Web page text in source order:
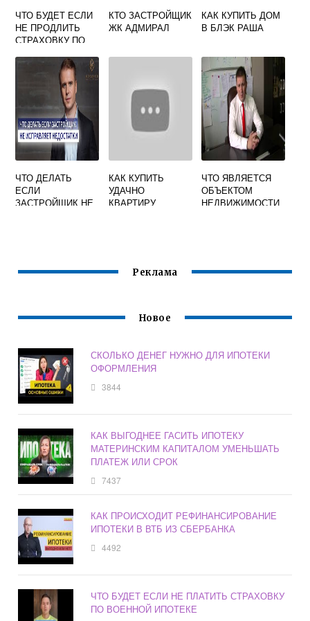
ЧТО БУДЕТ ЕСЛИ
НЕ ПРОДЛИТЬ
СТРАХОВКУ ПО
КРЕДИТУ ВТБ
КТО ЗАСТРОЙЩИК
ЖК АДМИРАЛ
КАК КУПИТЬ ДОМ
В БЛЭК РАША
ЧТО ДЕЛАТЬ
ЕСЛИ
ЗАСТРОЙЩИК НЕ
КАК КУПИТЬ
УДАЧНО
КВАРТИРУ
ЧТО ЯВЛЯЕТСЯ
ОБЪЕКТОМ
НЕДВИЖИМОСТИ
Реклама
Новое
СКОЛЬКО ДЕНЕГ НУЖНО ДЛЯ ИПОТЕКИ
ОФОРМЛЕНИЯ
3844
КАК ВЫГОДНЕЕ ГАСИТЬ ИПОТЕКУ
МАТЕРИНСКИМ КАПИТАЛОМ УМЕНЬШАТЬ
ПЛАТЕЖ ИЛИ СРОК
7437
КАК ПРОИСХОДИТ РЕФИНАНСИРОВАНИЕ
ИПОТЕКИ В ВТБ ИЗ СБЕРБАНКА
4492
ЧТО БУДЕТ ЕСЛИ НЕ ПЛАТИТЬ СТРАХОВКУ
ПО ВОЕННОЙ ИПОТЕКЕ